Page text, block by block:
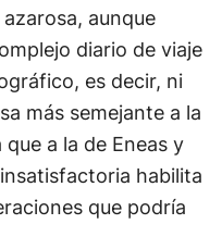
aunque
diario de viaje
es decir, ni
más semejante a la
a la de Eneas y
habilita
que podría